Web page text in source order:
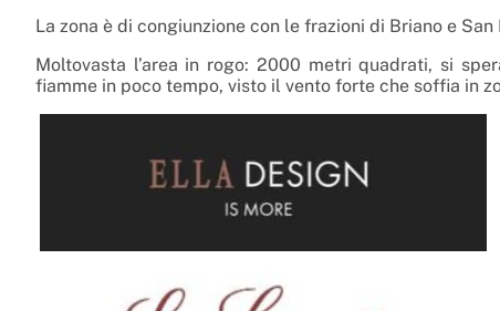
La zona è di congiunzione con le frazioni di Briano e
Moltovasta l’area in rogo: 2000 metri quadrati, si
fiamme in poco tempo, visto il vento forte che soffia in